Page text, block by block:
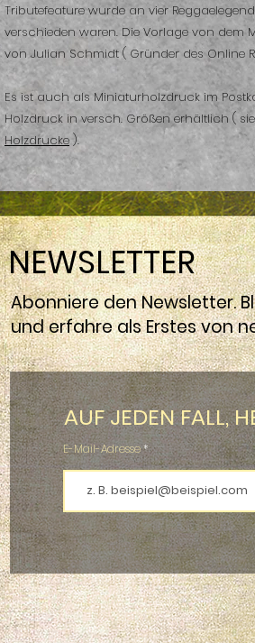
Tributefeature wurde an vier
verschieden waren. Die Vorlage von dem
von Julian Schmidt ( Gründer des Online
Es ist auch als Miniaturholzdruck im
Holzdruck in versch. Größen erhältlich (
Holzdrucke).
Abonniere den Newsletter.
und erfahre als Erstes von
AUF JEDEN FALL,
E-Mail-Adresse
NEWSLETTER